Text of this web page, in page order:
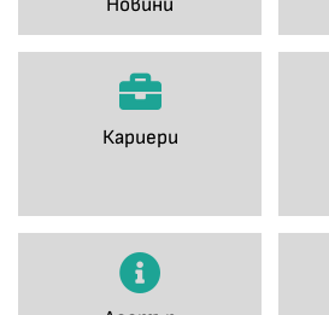
Новини
Кариери